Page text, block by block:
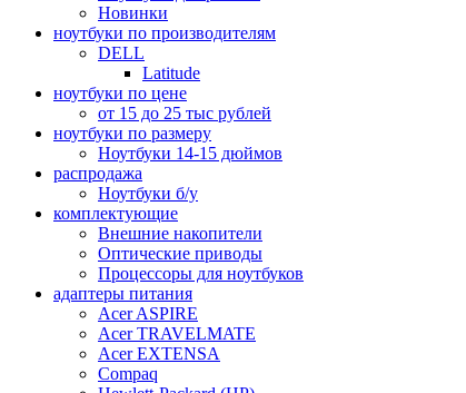
Новинки
ноутбуки по производителям
DELL
Latitude
ноутбуки по цене
от 15 до 25 тыс рублей
ноутбуки по размеру
Ноутбуки 14-15 дюймов
распродажа
Ноутбуки б/у
комплектующие
Внешние накопители
Оптические приводы
Процессоры для ноутбуков
адаптеры питания
Acer ASPIRE
Acer TRAVELMATE
Acer EXTENSA
Compaq